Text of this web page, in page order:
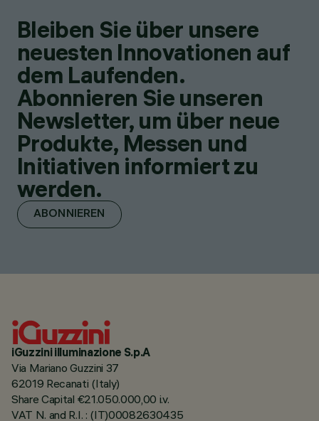
Bleiben Sie über unsere
neuesten Innovationen auf
dem Laufenden.
Abonnieren Sie unseren
Newsletter, um über neue
Produkte, Messen und
Initiativen informiert zu
werden.
ABONNIEREN
iGuzzini illuminazione S.p.A
Via Mariano Guzzini 37
62019 Recanati (Italy)
Share Capital €21.050.000,00 i.v.
VAT N. and R.I. : (IT)00082630435